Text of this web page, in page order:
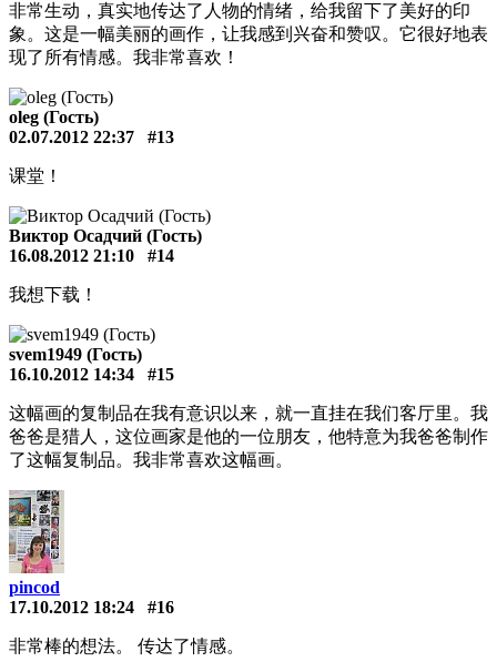
非常生动，真实地传达了人物的情绪，给我留下了美好的印
象。这是一幅美丽的画作，让我感到兴奋和赞叹。它很好地表
现了所有情感。我非常喜欢！
oleg (Гость)
02.07.2012 22:37
#13
课堂！
Виктор Осадчий (Гость)
16.08.2012 21:10
#14
我想下载！
svem1949 (Гость)
16.10.2012 14:34
#15
这幅画的复制品在我有意识以来，就一直挂在我们客厅里。我
爸爸是猎人，这位画家是他的一位朋友，他特意为我爸爸制作
了这幅复制品。我非常喜欢这幅画。
pincod
17.10.2012 18:24
#16
非常棒的想法。 传达了情感。